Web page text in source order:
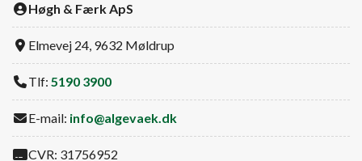
Høgh & Færk ApS
Elmevej 24, 9632 Møldrup
Tlf: 5190 3900
E-mail: info@algevaek.dk
CVR: 31756952